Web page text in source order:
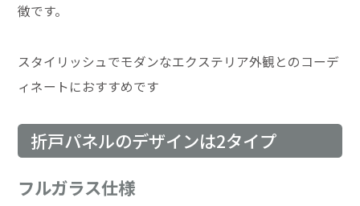
徴です。
スタイリッシュでモダンなエクステリア外観とのコーデ
ィネートにおすすめです
折戸パネルのデザインは2タイプ
フルガラス仕様